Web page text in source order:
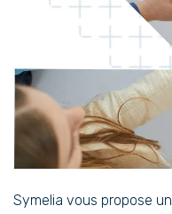
Symelia vous propose un